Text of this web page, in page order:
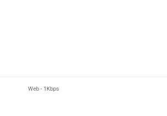
Web - 1Kbps